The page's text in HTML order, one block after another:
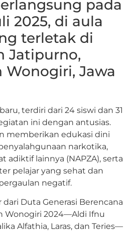
pada
2025, di aula
terletak di
Jatipurno,
Wonogiri, Jawa
terdiri dari 24 siswi dan 31
ini dengan antusias.
memberikan edukasi dini
narkotika,
adiktif lainnya (NAPZA), serta
pelajar yang sehat dan
negatif.
Duta Generasi Berencana
Wonogiri 2024—Aldi Ifnu
Alfathia, Laras, dan Teries—